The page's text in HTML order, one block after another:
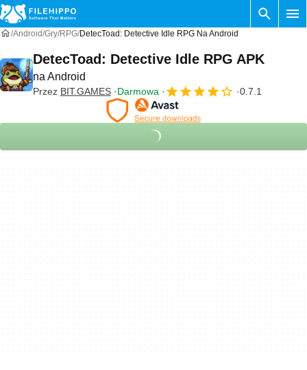
Android Gry RPG DetecToad: Detective Idle RPG Na Android
DetecToad: Detective Idle RPG APK
na Android
Przez BIT.GAMES Darmowa 0.7.1